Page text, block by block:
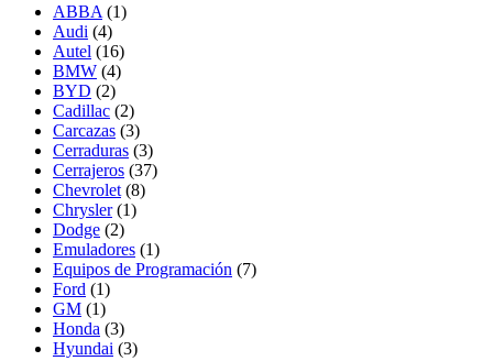
ABBA (1)
Audi (4)
Autel (16)
BMW (4)
BYD (2)
Cadillac (2)
Carcazas (3)
Cerraduras (3)
Cerrajeros (37)
Chevrolet (8)
Chrysler (1)
Dodge (2)
Emuladores (1)
Equipos de Programación (7)
Ford (1)
GM (1)
Honda (3)
Hyundai (3)